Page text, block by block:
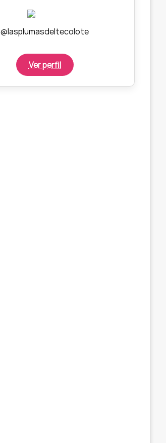
@lasplumasdeltecolote
Ver perfil